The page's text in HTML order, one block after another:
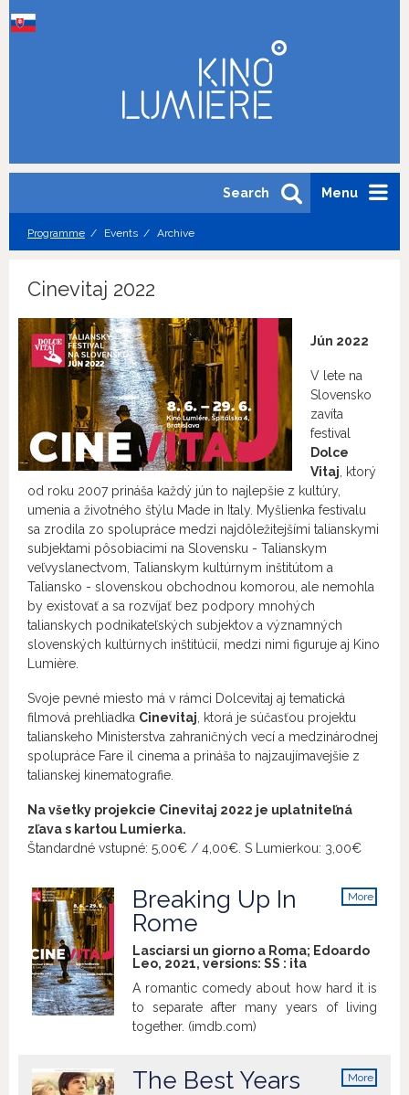
Menu
Search
Programme Events Archive
Cinevitaj 2022
Jún 2022
V lete na
Slovensko
zavíta
festival
Dolce
Vitaj , ktorý
od roku 2007 prináša každý jún to najlepšie z kultúry,
umenia a životného štýlu Made in Italy. Myšlienka festivalu
sa zrodila zo spolupráce medzi najdôležitejšími talianskymi
subjektami pôsobiacimi na Slovensku - Talianskym
veľvyslanectvom, Talianskym kultúrnym inštitútom a
Taliansko - slovenskou obchodnou komorou, ale nemohla
by existovať a sa rozvíjať bez podpory mnohých
talianskych podnikateľských subjektov a významných
slovenských kultúrnych inštitúcií, medzi nimi figuruje aj Kino
Lumière.
Svoje pevné miesto má v rámci Dolcevitaj aj tematická
filmová prehliadka Cinevitaj , ktorá je súčasťou projektu
talianskeho Ministerstva zahraničných vecí a medzinárodnej
spolupráce Fare il cinema a prináša to najzaujímavejšie z
talianskej kinematografie.
Na všetky projekcie Cinevitaj 2022 je uplatniteľná
zľava s kartou Lumierka.
Štandardné vstupné: 5,00€ / 4,00€. S Lumierkou: 3,00€
More
Breaking Up In
Rome
Lasciarsi un giorno a Roma; Edoardo
Leo, 2021, versions: SS : ita
A romantic comedy about how hard it is
to separate after many years of living
together. (imdb.com)
More
The Best Years